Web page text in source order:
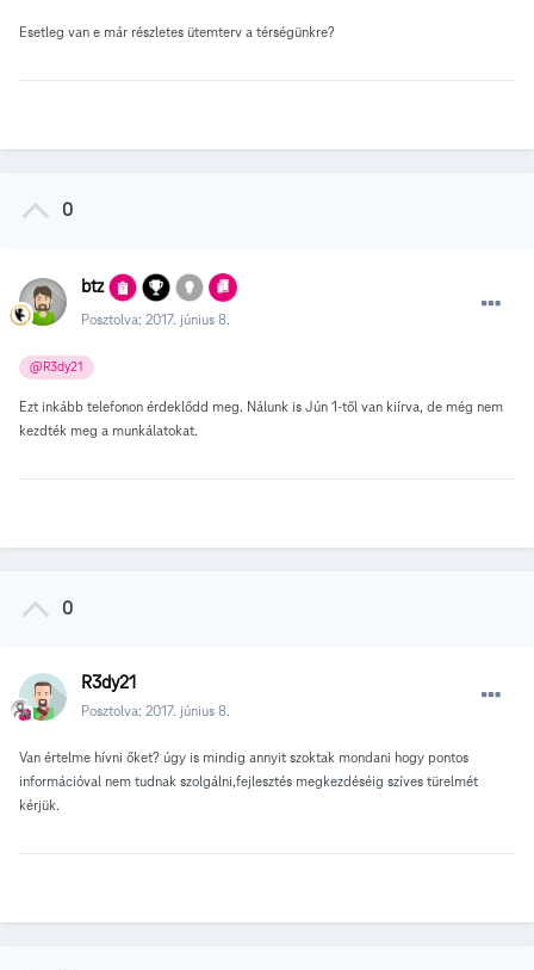
Esetleg van e már részletes ütemterv a térségünkre?
0
btz
Posztolva: 2017. június 8.
@R3dy21
Ezt inkább telefonon érdeklődd meg. Nálunk is Jún 1-től van kiírva, de még nem
kezdték meg a munkálatokat.
0
R3dy21
Posztolva: 2017. június 8.
Van értelme hívni őket? úgy is mindig annyit szoktak mondani hogy pontos
információval nem tudnak szolgálni,fejlesztés megkezdéséig szíves türelmét
kérjük.